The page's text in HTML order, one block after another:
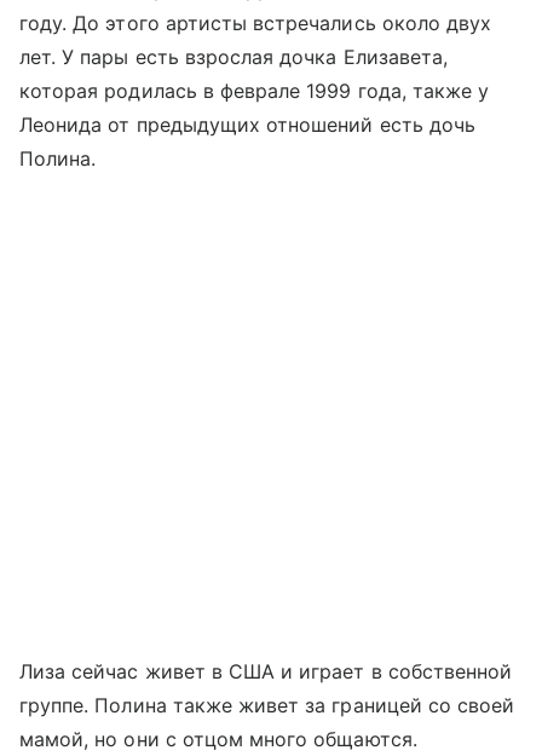
году. До этого артисты встречались около двух
лет. У пары есть взрослая дочка Елизавета,
которая родилась в феврале 1999 года, также у
Леонида от предыдущих отношений есть дочь
Полина.
Лиза сейчас живет в США и играет в собственной
группе. Полина также живет за границей со своей
мамой, но они с отцом много общаются.